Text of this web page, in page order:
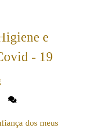
e
- 19
dos meus